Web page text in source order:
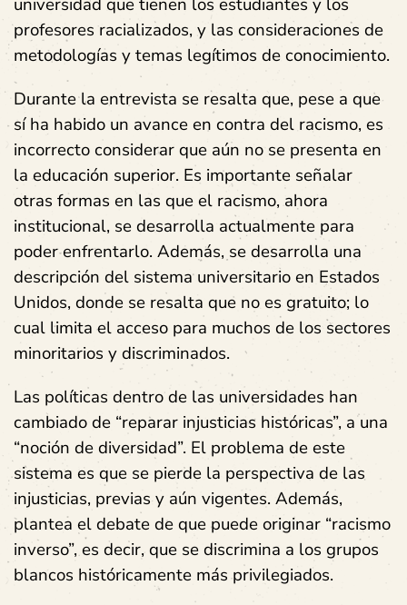
profesores racializados, y las consideraciones de
metodologías y temas legítimos de conocimiento.
Durante la entrevista se resalta que, pese a que
sí ha habido un avance en contra del racismo, es
incorrecto considerar que aún no se presenta en
la educación superior. Es importante señalar
otras formas en las que el racismo, ahora
institucional, se desarrolla actualmente para
poder enfrentarlo. Además, se desarrolla una
descripción del sistema universitario en Estados
Unidos, donde se resalta que no es gratuito; lo
cual limita el acceso para muchos de los sectores
minoritarios y discriminados.
Las políticas dentro de las universidades han
cambiado de “reparar injusticias históricas”, a una
“noción de diversidad”. El problema de este
sistema es que se pierde la perspectiva de las
injusticias, previas y aún vigentes. Además,
plantea el debate de que puede originar “racismo
inverso”, es decir, que se discrimina a los grupos
blancos históricamente más privilegiados.